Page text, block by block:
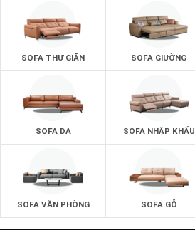
SOFA THƯ GIÃN SOFA GIƯỜNG
SOFA DA SOFA NHẬP KHẨU
SOFA VĂN PHÒNG SOFA GỖ